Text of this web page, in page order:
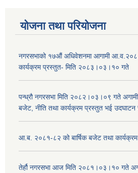
योजना तथा परियोजना
नगरसभाको १७औं अधिवेशनमा आगामी
कार्यक्रम प्रस्तुत- मिति २०८३।०३।१० गते
पन्ध्रौ नगरसभा मिति २०८२।०३।०९ गते
बजेट, नीति तथा कार्यक्रम प्रस्तुत भई उदघाटन
आ.ब. २०८१-८२ को बार्षिक बजेट तथा कार्यक्रम
तेर्हौ नगरसभा आज मिति २०८१।०३।१० गते